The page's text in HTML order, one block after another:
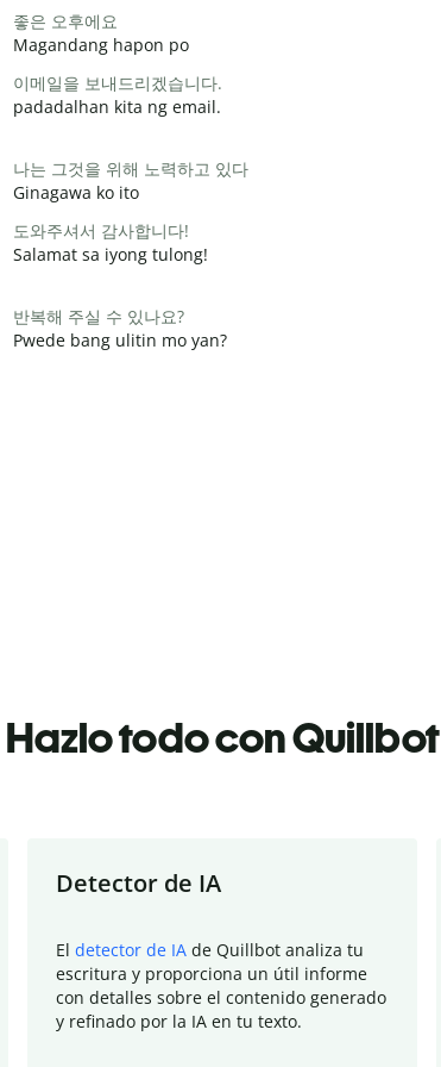
좋은 오후에요
Magandang hapon po
이메일을 보내드리겠습니다.
padadalhan kita ng email.
나는 그것을 위해 노력하고 있다
Ginagawa ko ito
도와주셔서 감사합니다!
Salamat sa iyong tulong!
반복해 주실 수 있나요?
Pwede bang ulitin mo yan?
Hazlo todo con Quillbot
Detector de IA
El detector de IA de Quillbot analiza tu
escritura y proporciona un útil informe
con detalles sobre el contenido generado
y refinado por la IA en tu texto.